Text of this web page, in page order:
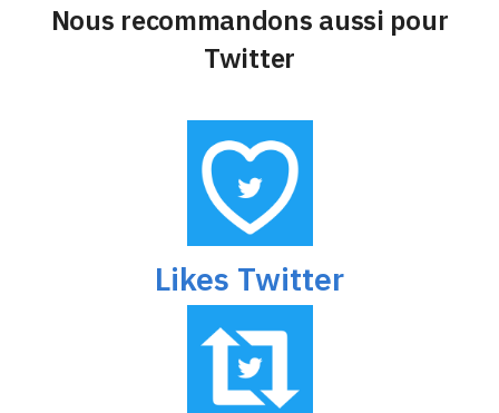
Nous recommandons aussi pour
Twitter
Likes Twitter